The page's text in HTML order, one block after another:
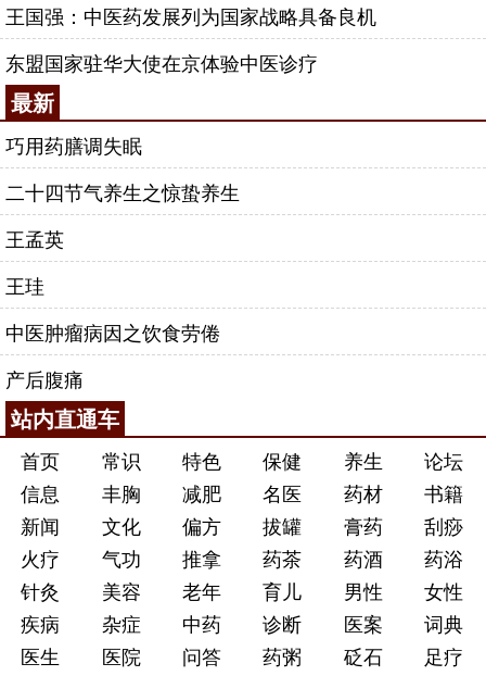
王国强：中医药发展列为国家战略具备良机
东盟国家驻华大使在京体验中医诊疗
最新
巧用药膳调失眠
二十四节气养生之惊蛰养生
王孟英
王珪
中医肿瘤病因之饮食劳倦
产后腹痛
站内直通车
首页 常识 特色 保健 养生
论坛
信息
丰胸 减肥 名医 药材
书籍
新闻
文化 偏方 拔罐 膏药
刮痧
火疗
气功 推拿 药茶 药酒
药浴
针灸
美容 老年 育儿 男性
女性
疾病
杂症 中药 诊断 医案
词典
医生
医院 问答 药粥 砭石 足疗